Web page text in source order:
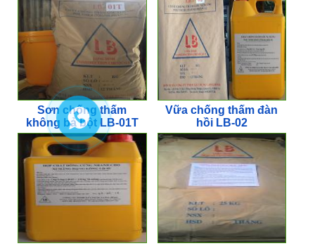
Sơn chống thấm
không bả bột LB-01T
Vữa chống thấm đàn
hồi LB-02